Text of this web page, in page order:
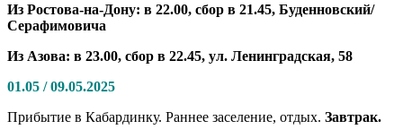
Из Ростова-на-Дону: в 22.00, сбор в 21.45, Буденновский/
Серафимовича
Из Азова: в 23.00, сбор в 22.45, ул. Ленинградская, 58
01.05 / 09.05.2025
Прибытие в Кабардинку. Раннее заселение, отдых. Завтрак.